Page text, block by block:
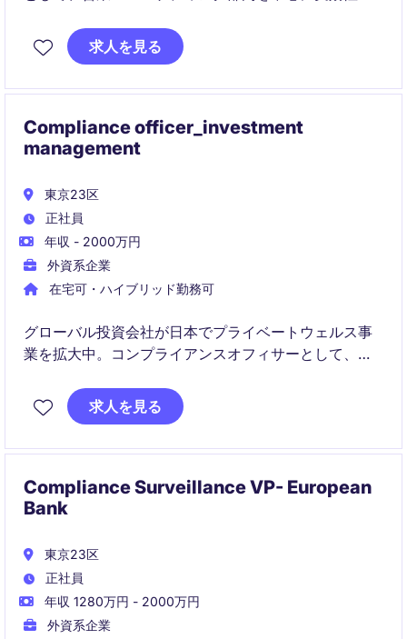
関係部門と協働しながら、リスク低減と自律的なコン
求人を見る
Compliance officer_investment
management
東京23区
正社員
年収 - 2000万円
外資系企業
在宅可・ハイブリッド勤務可
グローバル投資会社が日本でプライベートウェルス事
業を拡大中。コンプライアンスオフィサーとして、マ
い、国際的なチームと協働します。
求人を見る
Compliance Surveillance VP- European
Bank
東京23区
正社員
年収 1280万円 - 2000万円
外資系企業